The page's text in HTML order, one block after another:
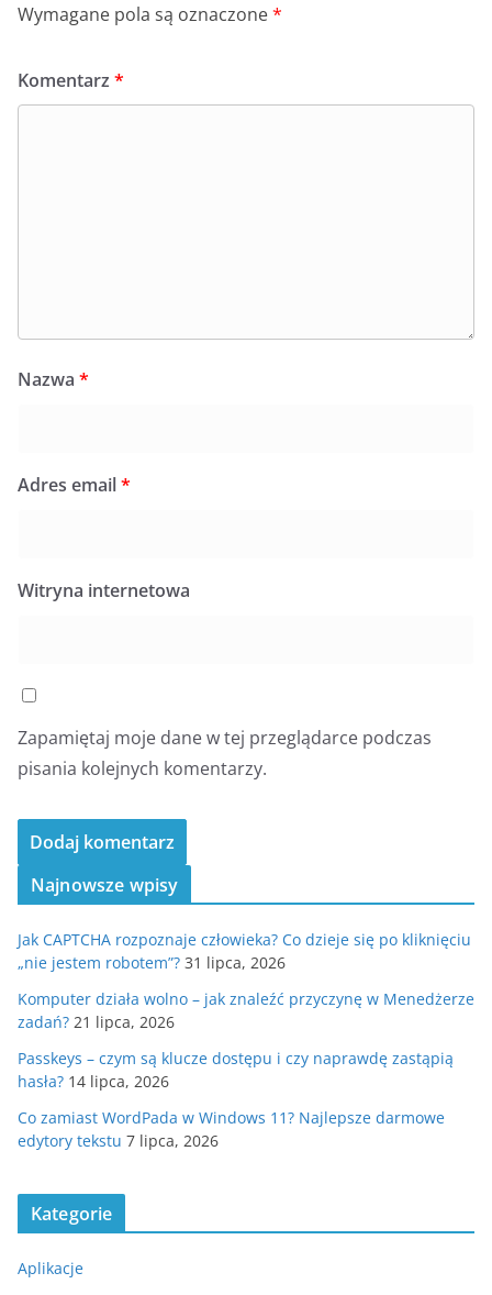
Wymagane pola są oznaczone*
Komentarz *
Nazwa *
Adres email*
Witryna internetowa
Zapamiętaj moje dane w tej przeglądarce podczas
pisania kolejnych komentarzy.
Najnowsze wpisy
Jak CAPTCHA rozpoznaje człowieka? Co dzieje się po kliknięciu
„nie jestem robotem”? 31 lipca, 2026
Komputer działa wolno – jak znaleźć przyczynę w Menedżerze
zadań? 21 lipca, 2026
Passkeys – czym są klucze dostępu i czy naprawdę zastąpią
hasła? 14 lipca, 2026
Co zamiast WordPada w Windows 11? Najlepsze darmowe
edytory tekstu 7 lipca, 2026
Kategorie
Aplikacje